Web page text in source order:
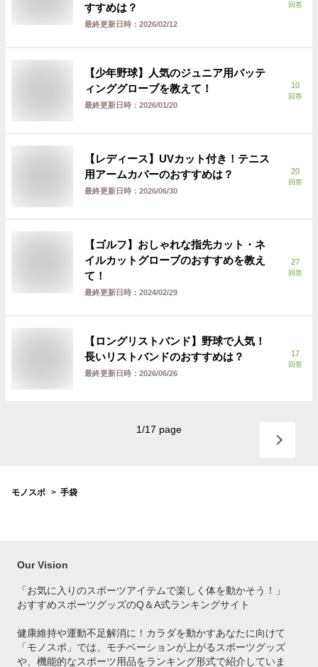
すすめは？
最終更新日時： 2026/02/12
回答
【少年野球】人気のジュニア用バッテ
ィンググローブを教えて！
最終更新日時： 2026/01/20
10
回答
【レディース】UVカット付き！テニス
用アームカバーのおすすめは？
最終更新日時： 2026/06/30
20
回答
【ゴルフ】おしゃれな指先カット・ネ
イルカットグローブのおすすめを教え
て！
最終更新日時： 2024/02/29
27
回答
【ロングリストバンド】野球で人気！
長いリストバンドのおすすめは？
最終更新日時： 2026/06/26
17
回答
1/17 page
モノスポ 手袋
Our Vision
「お気に入りのスポーツアイテムで楽しく体を動かそう！」
おすすめスポーツグッズのQ＆A式ランキングサイト
健康維持や運動不足解消に！カラダを動かすあなたに向けて
「モノスポ」では、モチベーションが上がるスポーツグッズ
や、機能的なスポーツ用品をランキング形式で紹介していま